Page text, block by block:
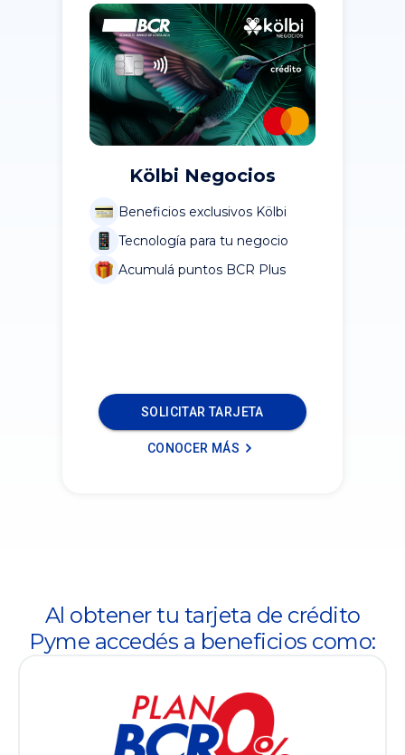
Kölbi Negocios
Beneficios exclusivos Kölbi
Tecnología para tu negocio
Acumulá puntos BCR Plus
SOLICITAR TARJETA
CONOCER MÁS
Al obtener tu tarjeta de crédito
Pyme accedés a beneficios como: